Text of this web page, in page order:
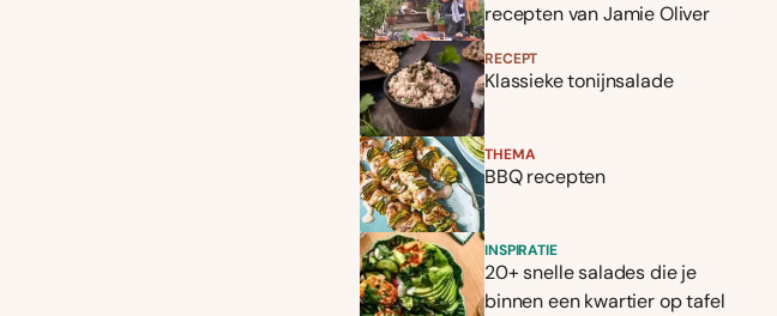
recepten van Jamie Oliver
RECEPT
Klassieke tonijnsalade
THEMA
BBQ recepten
INSPIRATIE
20+ snelle salades die je
binnen een kwartier op tafel